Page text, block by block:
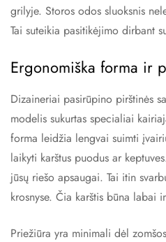
grilyje. Storos odos sluoksnis
Tai suteikia pasitikėjimo dirbant
Ergonomiška forma ir
Dizaineriai pasirūpino pirštinės
modelis sukurtas specialiai
forma leidžia lengvai suimti
laikyti karštus puodus ar
jūsų riešo apsaugai. Tai itin
krosnyse. Čia karštis būna labai
Priežiūra yra minimali dėl